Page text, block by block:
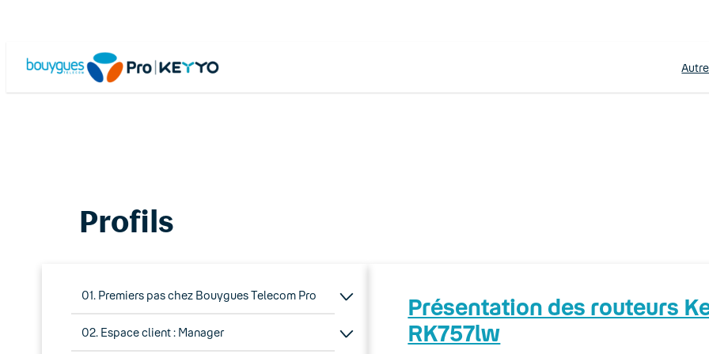
Autre
Profils
01. Premiers pas chez Bouygues Telecom Pro
02. Espace client : Manager
Présentation des routeurs
RK757lw